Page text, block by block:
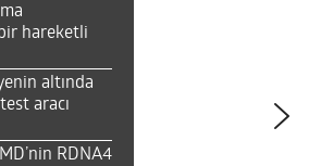
hareketli
altında
aracı
RDNA4